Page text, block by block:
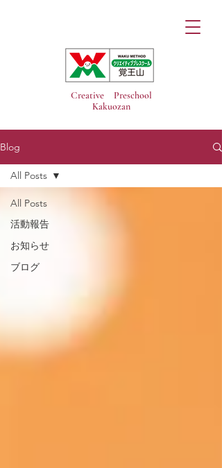
Creative Preschool
Kakuozan
Blog
All Posts
活動報告
お知らせ
ブログ
All Posts